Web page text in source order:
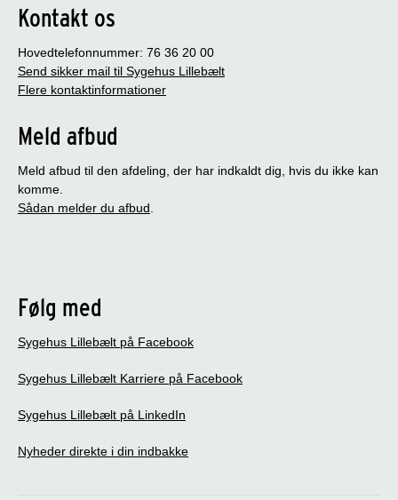
Kontakt os
Hovedtelefonnummer: 76 36 20 00
Send sikker mail til Sygehus Lillebælt
Flere kontaktinformationer
Meld afbud
Meld afbud til den afdeling, der har indkaldt dig, hvis du ikke kan
komme.
Sådan melder du afbud.
Følg med
Sygehus Lillebælt på Facebook
Sygehus Lillebælt Karriere på Facebook
Sygehus Lillebælt på LinkedIn
Nyheder direkte i din indbakke